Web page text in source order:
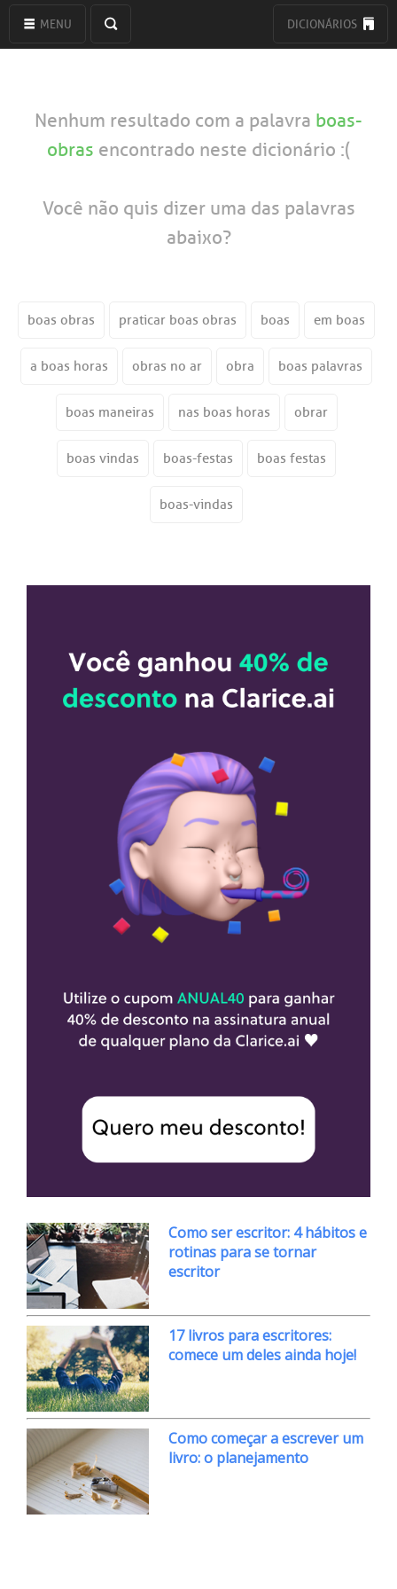
MENU DICIONÁRIOS
Nenhum resultado com a palavra boas-
obras encontrado neste dicionário :(
Você não quis dizer uma das palavras
abaixo?
boas obras praticar boas obras boas em boas
a boas horas obras no ar obra boas palavras
boas maneiras nas boas horas obrar
boas vindas boas-festas boas festas
boas-vindas
Como ser escritor: 4 hábitos e
rotinas para se tornar
escritor
17 livros para escritores:
comece um deles ainda hoje!
Como começar a escrever um
livro: o planejamento